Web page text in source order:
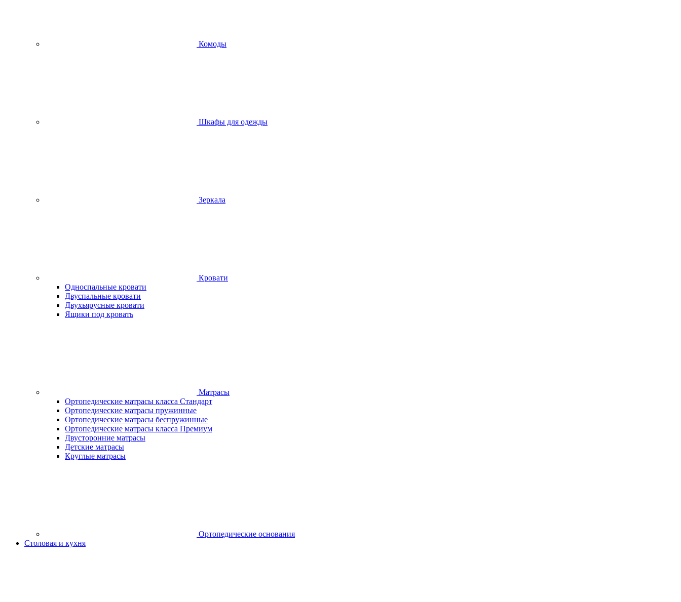
Комоды
Шкафы для одежды
Зеркала
Кровати
Односпальные кровати
Двуспальные кровати
Двухъярусные кровати
Ящики под кровать
Матрасы
Ортопедические матрасы класса Стандарт
Ортопедические матрасы пружинные
Ортопедические матрасы беспружинные
Ортопедические матрасы класса Премиум
Двусторонние матрасы
Детские матрасы
Круглые матрасы
Ортопедические основания
Столовая и кухня